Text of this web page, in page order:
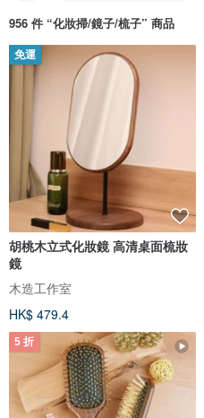
956 件 “化妝掃/鏡子/梳子” 商品
免運
胡桃木立式化妝鏡 高清桌面梳妝
鏡
木造工作室
HK$ 479.4
5 折